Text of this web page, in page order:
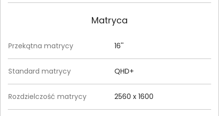
Matryca
Przekątna matrycy 16''
Standard matrycy QHD+
Rozdzielczość matrycy 2560 x 1600